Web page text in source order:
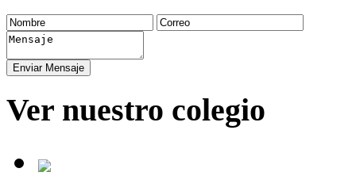
Ver nuestro colegio